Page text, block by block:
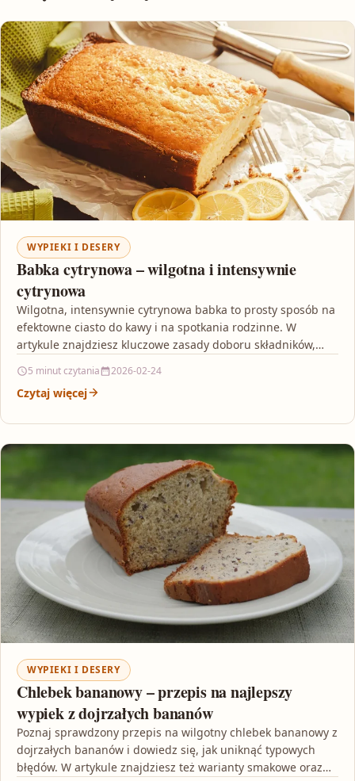
WYPIEKI I DESERY
Babka cytrynowa – wilgotna i intensywnie
cytrynowa
Wilgotna, intensywnie cytrynowa babka to prosty sposób na
efektowne ciasto do kawy i na spotkania rodzinne. W
artykule znajdziesz kluczowe zasady doboru składników,
5 minut czytania 2026-02-24
Czytaj więcej
WYPIEKI I DESERY
Chlebek bananowy – przepis na najlepszy
wypiek z dojrzałych bananów
Poznaj sprawdzony przepis na wilgotny chlebek bananowy z
dojrzałych bananów i dowiedz się, jak uniknąć typowych
błędów. W artykule znajdziesz też warianty smakowe oraz…